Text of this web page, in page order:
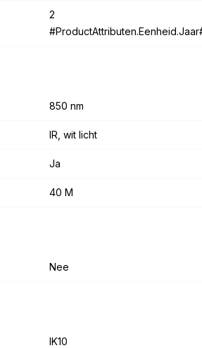
2
850 nm
IR, wit licht
Ja
40 M
Nee
IK10